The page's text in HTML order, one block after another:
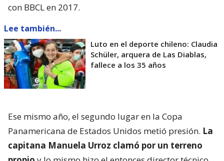
con BBCL en 2017.
Lee también...
Luto en el deporte chileno: Claudia
Schüler, arquera de Las Diablas,
fallece a los 35 años
Ese mismo año, el segundo lugar en la Copa
Panamericana de Estados Unidos metió presión. La
capitana Manuela Urroz clamó por un terreno